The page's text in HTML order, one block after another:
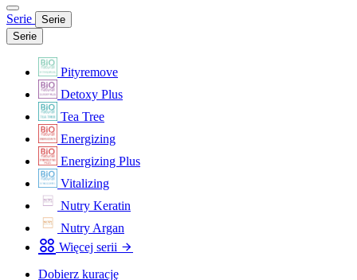
Serie
Serie
Serie
Pityremove
Detoxy Plus
Tea Tree
Energizing
Energizing Plus
Vitalizing
Nutry Keratin
Nutry Argan
Więcej serii
Dobierz kurację